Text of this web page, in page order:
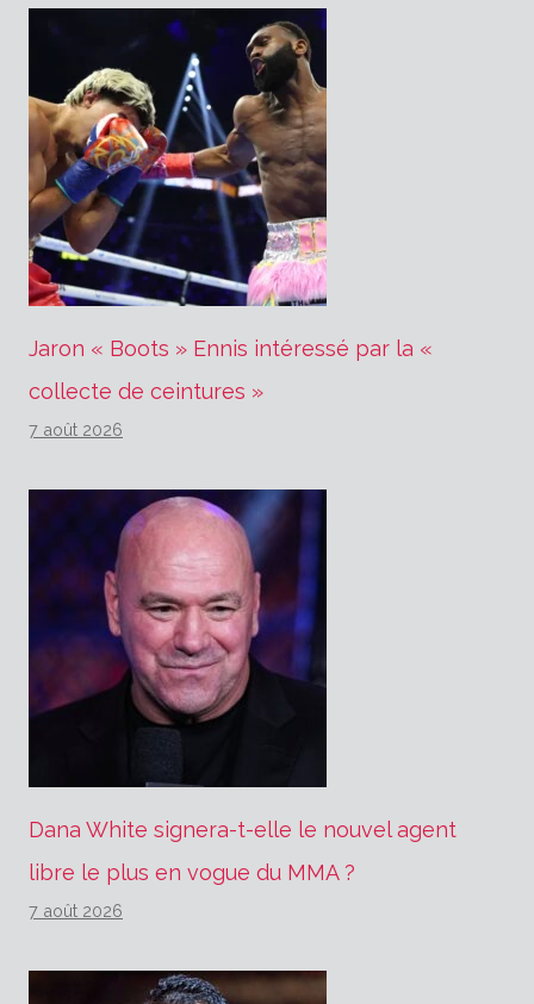
Jaron « Boots » Ennis intéressé par la «
collecte de ceintures »
7 août 2026
Dana White signera-t-elle le nouvel agent
libre le plus en vogue du MMA ?
7 août 2026